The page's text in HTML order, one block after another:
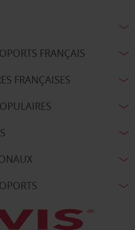
FRANÇAIS
FRANÇAISES